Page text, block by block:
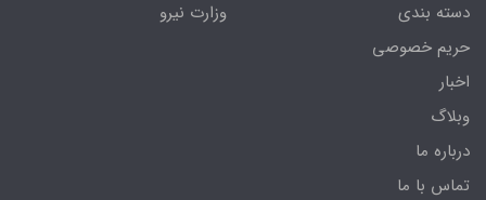
دسته بندی
حریم خصوصی
اخبار
وبلاگ
درباره ما
تماس با ما
وزارت نیرو